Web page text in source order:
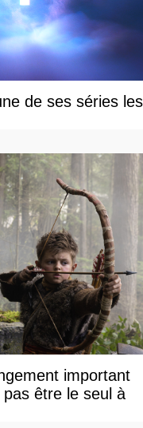
de ses séries les
important
être le seul à